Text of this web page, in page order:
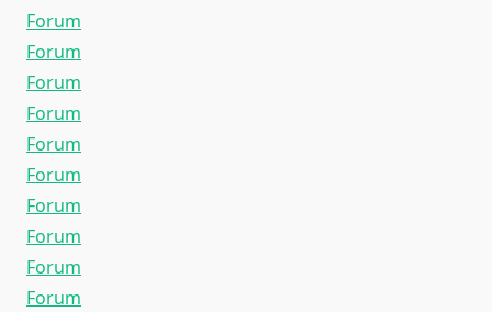
Forum
Forum
Forum
Forum
Forum
Forum
Forum
Forum
Forum
Forum